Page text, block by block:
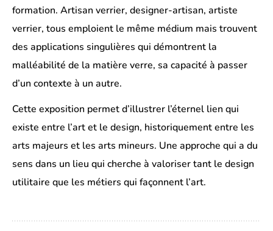
formation. Artisan verrier, designer-artisan, artiste
verrier, tous emploient le même médium mais trouvent
des applications singulières qui démontrent la
malléabilité de la matière verre, sa capacité à passer
d’un contexte à un autre.
Cette exposition permet d’illustrer l’éternel lien qui
existe entre l’art et le design, historiquement entre les
arts majeurs et les arts mineurs. Une approche qui a du
sens dans un lieu qui cherche à valoriser tant le design
utilitaire que les métiers qui façonnent l’art.